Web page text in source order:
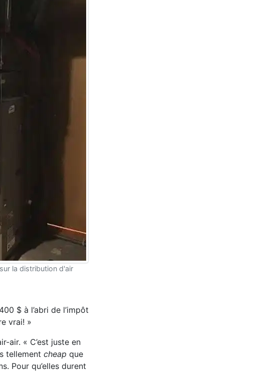
la distribution d'air
$ à l’abri de l’impôt
vrai! »
air. « C’est juste en
tellement cheap que
Pour qu’elles durent